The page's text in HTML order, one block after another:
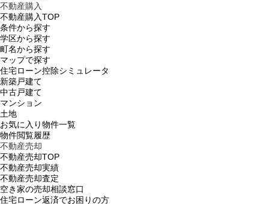
不動産購入
不動産購入TOP
条件から探す
学区から探す
町名から探す
マップで探す
住宅ローン控除シミュレータ
新築戸建て
中古戸建て
マンション
土地
お気に入り物件一覧
物件閲覧履歴
不動産売却
不動産売却TOP
不動産売却実績
不動産売却査定
空き家の売却相談窓口
住宅ローン返済でお困りの方